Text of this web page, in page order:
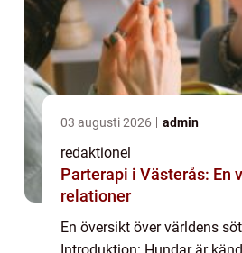
03 augusti 2026 admin
redaktionel
Parterapi i Västerås: En
relationer
En översikt över världens